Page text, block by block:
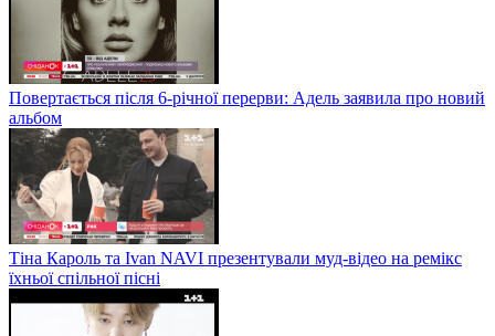
Повертається після 6-річної перерви: Адель заявила про новий
альбом
Тіна Кароль та Ivan NAVI презентували муд-відео на ремікс
їхньої спільної пісні